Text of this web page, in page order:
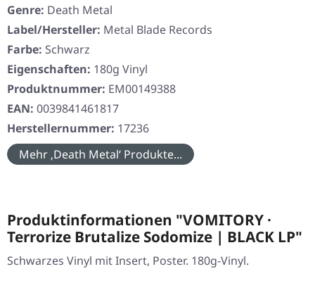
Genre: Death Metal
Label/Hersteller: Metal Blade Records
Farbe: Schwarz
Eigenschaften: 180g Vinyl
Produktnummer: EM00149388
EAN: 0039841461817
Herstellernummer: 17236
Mehr ‚Death Metal‘ Produkte...
Produktinformationen "VOMITORY ·
Terrorize Brutalize Sodomize | BLACK LP"
Schwarzes Vinyl mit Insert, Poster. 180g-Vinyl.